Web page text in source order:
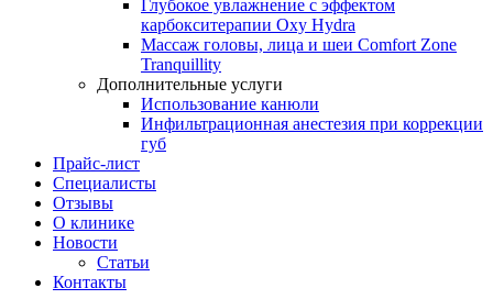
Глубокое увлажнение с эффектом
карбокситерапии Oxy Hydra
Массаж головы, лица и шеи Comfort Zone
Tranquillity
Дополнительные услуги
Использование канюли
Инфильтрационная анестезия при коррекции
губ
Прайс-лист
Специалисты
Отзывы
О клинике
Новости
Статьи
Контакты